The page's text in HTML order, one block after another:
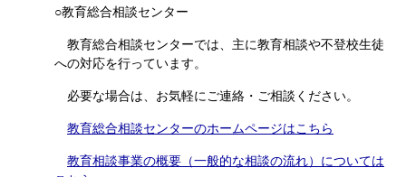
○教育総合相談センター
教育総合相談センターでは、主に教育相談や不登校生徒
への対応を行っています。
必要な場合は、お気軽にご連絡・ご相談ください。
教育総合相談センターのホームページはこちら
教育相談事業の概要（一般的な相談の流れ）については